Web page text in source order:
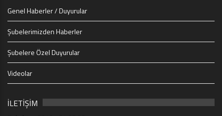
Genel Haberler / Duyurular
Şubelerimizden Haberler
Şubelere Özel Duyurular
Videolar
İLETİŞİM